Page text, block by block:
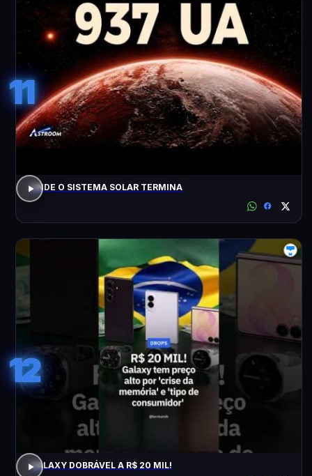
11
ONDE O SISTEMA SOLAR TERMINA
12
GALAXY DOBRÁVEL A R$ 20 MIL!